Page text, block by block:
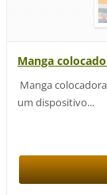
Manga
Manga
um dispositivo...